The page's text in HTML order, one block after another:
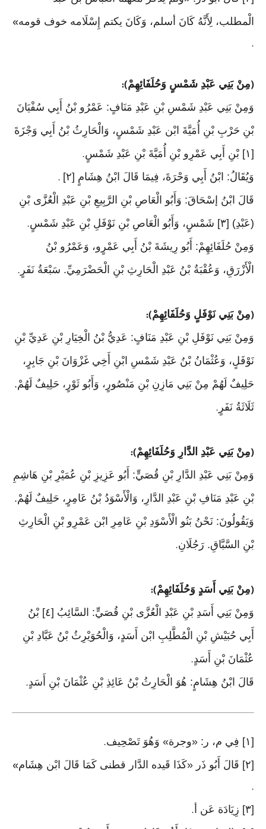
الْمطلب، لِأَنَّهُ كَانَ أسلم، وَكَانَ يكتم إِسْلَامه خوف قومه»
.
(مِنْ بَنِي عَبْدِ شَمْسٍ وَحُلَفَائِهِمْ):
وَمِنْ بَنِي عَبْدِ شَمْسِ بْنِ عَبْدِ مَنَافٍ: عَمْرُو بْنُ أَبِي سُفْيَانَ
بْنِ حَرْبِ بْنِ أُمَيَّةَ ابْن عَبْدِ شَمْسٍ، وَالْحَارِثُ بْنُ أَبِي وَجْزَةَ
[١] بْنِ أَبِي عَمْرِو بْنِ أُمَيَّةَ بْنِ عَبْدِ شَمْسٍ
.
وَيُقَالُ: ابْنُ أَبِي وَحْرَةَ، فِيمَا قَالَ ابْنُ هِشَامٍ [٢] .
قَالَ ابْنُ إسْحَاقَ: وَأَبُو الْعَاصِ بْنِ الرَّبِيعِ بْنِ عَبْدِ الْعُزَّى بْنِ
(عَبْدِ) [٣] شَمْسٍ، وَأَبُو الْعَاصِ بْنِ نَوْفَلِ بْنِ عَبْدِ شَمْسٍ
.
وَمِنْ حُلَفَائِهِمْ: أَبُو رِيشَةَ بْنُ أَبِي عَمْرٍو، وَعَمْرُو بْنُ
الْأَزْرَقِ، وَعُقْبَةُ بْنُ عَبْدِ الْحَارِثِ بْنِ الْحَضْرَمِيِّ. سَبْعَةُ نَفَرٍ .
(مِنْ بَنِي نَوْفَلٍ وَحُلَفَائِهِمْ):
وَمِنْ بَنِي نَوْفَلِ بْنِ عَبْدِ مَنَافٍ: عَدِيُّ بْنُ الْخِيَارِ بْنِ عَدِيِّ بْنِ
نَوْفَلٍ، وَعُثْمَانُ بْنُ عَبْدِ شَمْسِ ابْنِ أَخِي غَزْوَانَ بْنِ جَابِرٍ،
حَلِيفٌ لَهُمْ مِنْ بَنِي مَازِنِ بْنِ مَنْصُورٍ، وَأَبُو ثَوْرٍ، حَلِيفٌ لَهُمْ.
ثَلَاثَةُ نَفَرٍ .
(مِنْ بَنِي عَبْدِ الدَّارِ وَحُلَفَائِهِمْ):
وَمِنْ بَنِي عَبْدِ الدَّارِ بْنِ قُصَيٍّ: أَبُو عَزِيزِ بْنِ عُمَيْرِ بْنِ هَاشِمِ
بْنِ عَبْدِ مَنَافِ بْنِ عَبْدِ الدَّارِ، وَالْأَسْوَدُ بْنُ عَامِرٍ، حَلِيفٌ لَهُمْ.
وَيَقُولُونَ: نَحْنُ بَنُو الْأَسْوَدِ بْنِ عَامِرِ ابْن عَمْرِو بْنِ الْحَارِثِ
بْنِ السَّبَّاقِ. رَجُلَانِ.
(مِنْ بَنِي أَسَدٍ وَحُلَفَائِهِمْ):
وَمِنْ بَنِي أَسَدِ بْنِ عَبْدِ الْعُزَّى بْنِ قُصَيٍّ: السَّائِبُ [٤] بْنُ
أَبِي حُبَيْشِ بْنِ الْمُطَّلِبِ ابْن أَسَدٍ، وَالْحُوَيْرِثُ بْنُ عَبَّادِ بْنِ
عُثْمَانَ بْنِ أَسَدٍ.
قَالَ ابْنُ هِشَامٍ: هُوَ الْحَارِثُ بْنُ عَائِذِ بْنِ عُثْمَانَ بْنِ أَسَدٍ.
[١] فِي م، ر: «وجرة» وَهُوَ تَصْحِيف .
[٢] قَالَ أَبُو ذَر «كَذَا قَيده الدَّار قطنى كَمَا قَالَ ابْن هِشَام
»
.
[٣] زِيَادَة عَن أ .